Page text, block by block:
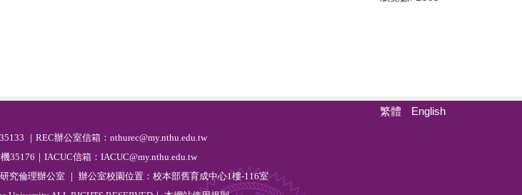
繁體 English
｜REC辦公室信箱：nthurec@my.nthu.edu.tw
35176｜IACUC信箱：IACUC@my.nthu.edu.tw
究倫理辦公室 ｜ 辦公室校園位置：校本部舊育成中心1樓-116室